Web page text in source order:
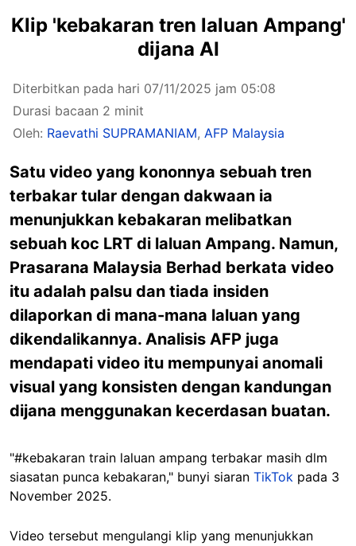
Klip 'kebakaran tren laluan Ampang'
dijana AI
Diterbitkan pada hari 07/11/2025 jam 05:08
Durasi bacaan 2 minit
Oleh: Raevathi SUPRAMANIAM, AFP Malaysia
Satu video yang kononnya sebuah tren
terbakar tular dengan dakwaan ia
menunjukkan kebakaran melibatkan
sebuah koc LRT di laluan Ampang. Namun,
Prasarana Malaysia Berhad berkata video
itu adalah palsu dan tiada insiden
dilaporkan di mana-mana laluan yang
dikendalikannya. Analisis AFP juga
mendapati video itu mempunyai anomali
visual yang konsisten dengan kandungan
dijana menggunakan kecerdasan buatan.
"#kebakaran train laluan ampang terbakar masih dlm
siasatan punca kebakaran," bunyi siaran TikTok pada 3
November 2025.
Video tersebut mengulangi klip yang menunjukkan